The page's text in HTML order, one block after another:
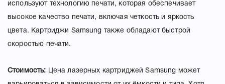
используют технологию печати, которая обеспечивает
высокое качество печати, включая четкость и яркость
цвета. Картриджи Samsung также обладают быстрой
скоростью печати.
Стоимость: Цена лазерных картриджей Samsung может